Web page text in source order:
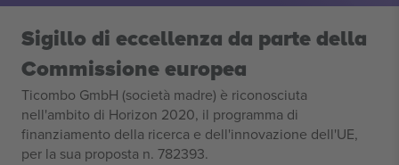
Sigillo di eccellenza da parte della
Commissione europea
Ticombo GmbH (società madre) è riconosciuta
nell'ambito di Horizon 2020, il programma di
finanziamento della ricerca e dell'innovazione dell'UE,
per la sua proposta n. 782393.